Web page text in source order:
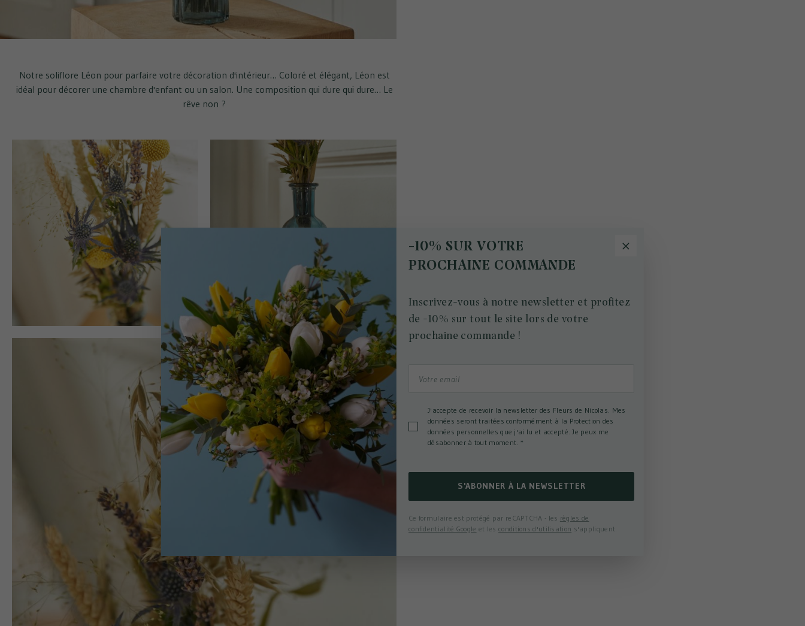
Notre soliflore Léon pour parfaire votre décoration d'intérieur… Coloré et élégant, Léon est
idéal pour décorer une chambre d'enfant ou un salon. Une composition qui dure qui dure… Le
rêve non ?
-10% SUR VOTRE
PROCHAINE COMMANDE
Inscrivez-vous à notre newsletter et profitez
de -10% sur tout le site lors de votre
prochaine commande !
J'accepte de recevoir la newsletter des Fleurs de Nicolas. Mes
données seront traitées conformément à la Protection des
données personnelles que j'ai lu et accepté. Je peux me
désabonner à tout moment. *
S'ABONNER À LA NEWSLETTER
Ce formulaire est protégé par reCAPTCHA - les règles de
confidentialité Google et lesconditions d'utilisation s'appliquent.